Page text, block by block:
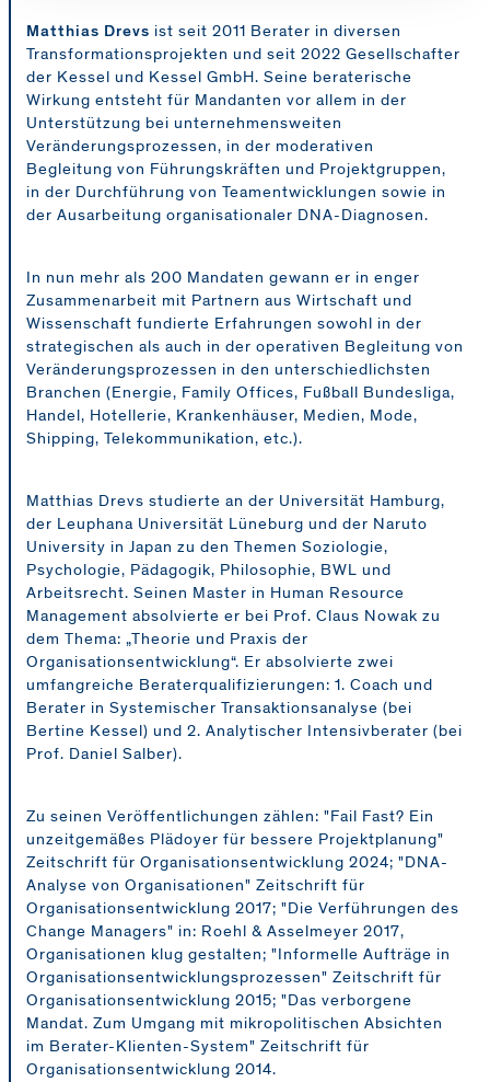
Matthias Drevs ist seit 2011 Berater in diversen
Transformationsprojekten und seit 2022 Gesellschafter
der Kessel und Kessel GmbH. Seine beraterische
Wirkung entsteht für Mandanten vor allem in der
Unterstützung bei unternehmensweiten
Veränderungsprozessen, in der moderativen
Begleitung von Führungskräften und Projektgruppen,
in der Durchführung von Teamentwicklungen sowie in
der Ausarbeitung organisationaler DNA-Diagnosen.
In nun mehr als 200 Mandaten gewann er in enger
Zusammenarbeit mit Partnern aus Wirtschaft und
Wissenschaft fundierte Erfahrungen sowohl in der
strategischen als auch in der operativen Begleitung von
Veränderungsprozessen in den unterschiedlichsten
Branchen (Energie, Family Offices, Fußball Bundesliga,
Handel, Hotellerie, Krankenhäuser, Medien, Mode,
Shipping, Telekommunikation, etc.).
Matthias Drevs studierte an der Universität Hamburg,
der Leuphana Universität Lüneburg und der Naruto
University in Japan zu den Themen Soziologie,
Psychologie, Pädagogik, Philosophie, BWL und
Arbeitsrecht. Seinen Master in Human Resource
Management absolvierte er bei Prof. Claus Nowak zu
dem Thema: „Theorie und Praxis der
Organisationsentwicklung“. Er absolvierte zwei
umfangreiche Beraterqualifizierungen: 1. Coach und
Berater in Systemischer Transaktionsanalyse (bei
Bertine Kessel) und 2. Analytischer Intensivberater (bei
Prof. Daniel Salber).
Zu seinen Veröffentlichungen zählen: "Fail Fast? Ein
unzeitgemäßes Plädoyer für bessere Projektplanung"
Zeitschrift für Organisationsentwicklung 2024; "DNA-
Analyse von Organisationen" Zeitschrift für
Organisationsentwicklung 2017; "Die Verführungen des
Change Managers" in: Roehl & Asselmeyer 2017,
Organisationen klug gestalten; "Informelle Aufträge in
Organisationsentwicklungsprozessen" Zeitschrift für
Organisationsentwicklung 2015; "Das verborgene
Mandat. Zum Umgang mit mikropolitischen Absichten
im Berater-Klienten-System" Zeitschrift für
Organisationsentwicklung 2014.